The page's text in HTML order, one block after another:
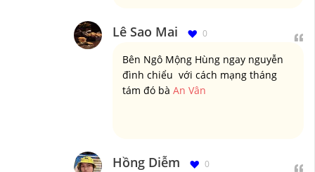
Lê Sao Mai 0
Bên Ngô Mộng Hùng ngay nguyễn
đình chiểu với cách mạng tháng
tám đó bà An Vân
Hồng Diễm 0